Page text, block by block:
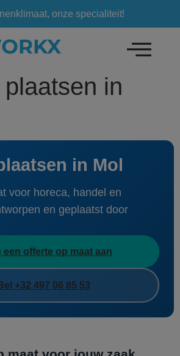
onze specialiteit!
in
in Mol
voor horeca, handel en
en geplaatst door
een offerte op maat aan
+32 497 06 85 53